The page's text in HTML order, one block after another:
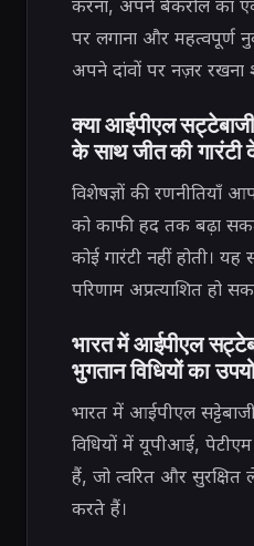
करना, अपने बैंकरोल का
पर लगाना और महत्वपूर्ण
अपने दांवों पर नज़र रखना
क्या आईपीएल सट्टेबाजी
के साथ जीत की गारंटी
विशेषज्ञों की रणनीतियाँ
को काफी हद तक बढ़ा
कोई गारंटी नहीं होती।
परिणाम अप्रत्याशित हो
भारत में आईपीएल
भुगतान विधियों का
भारत में आईपीएल
विधियों में यूपीआई, पेटीएम
हैं, जो त्वरित और सुरक्षित
करते हैं।